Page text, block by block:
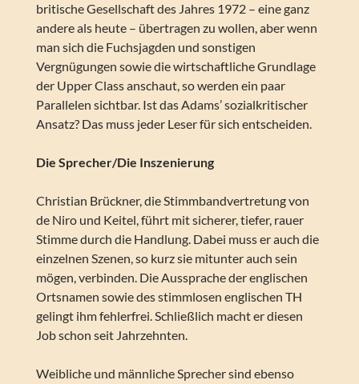
britische Gesellschaft des Jahres 1972 – eine ganz
andere als heute – übertragen zu wollen, aber wenn
man sich die Fuchsjagden und sonstigen
Vergnügungen sowie die wirtschaftliche Grundlage
der Upper Class anschaut, so werden ein paar
Parallelen sichtbar. Ist das Adams’ sozialkritischer
Ansatz? Das muss jeder Leser für sich entscheiden.
Die Sprecher/Die Inszenierung
Christian Brückner, die Stimmbandvertretung von
de Niro und Keitel, führt mit sicherer, tiefer, rauer
Stimme durch die Handlung. Dabei muss er auch die
einzelnen Szenen, so kurz sie mitunter auch sein
mögen, verbinden. Die Aussprache der englischen
Ortsnamen sowie des stimmlosen englischen TH
gelingt ihm fehlerfrei. Schließlich macht er diesen
Job schon seit Jahrzehnten.
Weibliche und männliche Sprecher sind ebenso